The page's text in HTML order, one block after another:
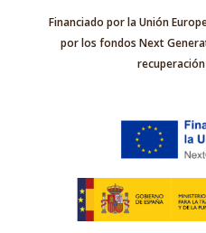
Financiado por la Unión
por los fondos Next